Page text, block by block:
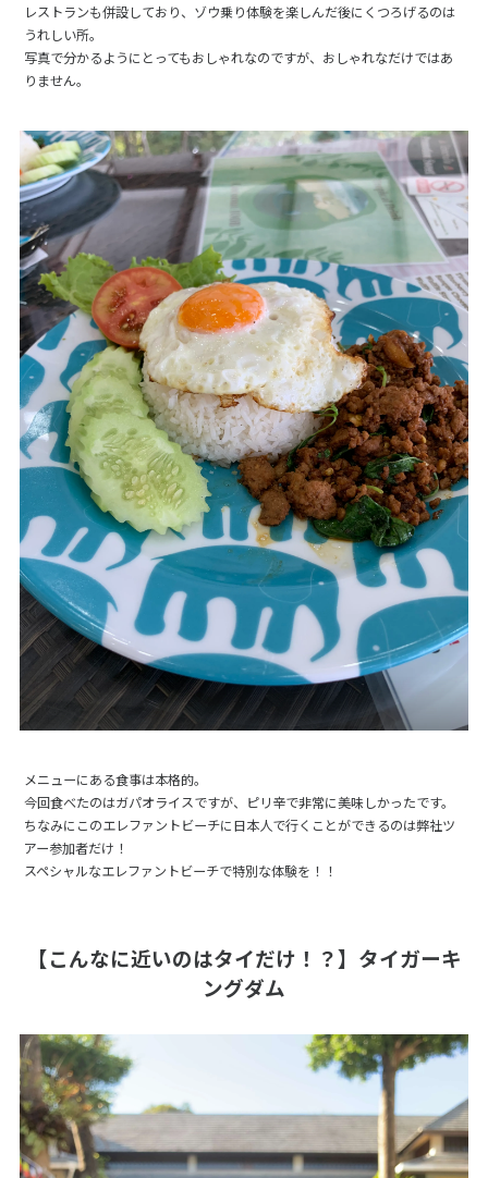
レストランも併設しており、ゾウ乗り体験を楽しんだ後にくつろげるのは
うれしい所。
写真で分かるようにとってもおしゃれなのですが、おしゃれなだけではあ
りません。
メニューにある食事は本格的。
今回食べたのはガパオライスですが、ピリ辛で非常に美味しかったです。
ちなみにこのエレファントビーチに日本人で行くことができるのは弊社ツ
アー参加者だけ！
スペシャルなエレファントビーチで特別な体験を！！
【こんなに近いのはタイだけ！？】タイガーキ
ングダム